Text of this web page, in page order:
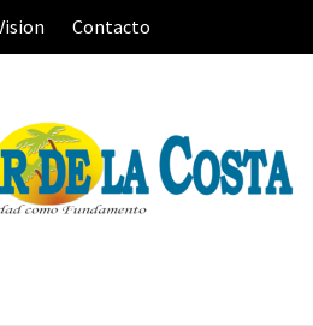
Contacto